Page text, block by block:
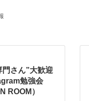
門さん”大歓迎
勉強会
ROOM）